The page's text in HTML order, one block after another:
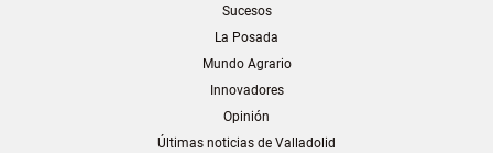
Sucesos
La Posada
Mundo Agrario
Innovadores
Opinión
Últimas noticias de Valladolid